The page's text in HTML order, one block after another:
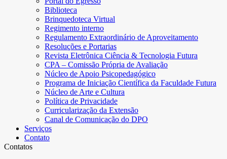
Biblioteca
Brinquedoteca Virtual
Regimento interno
Regulamento Extraordinário de Aproveitamento
Resoluções e Portarias
Revista Eletrônica Ciência & Tecnologia Futura
CPA – Comissão Própria de Avaliação
Núcleo de Apoio Psicopedagógico
Programa de Iniciação Científica da Faculdade Futura
Núcleo de Arte e Cultura
Política de Privacidade
Curricularização da Extensão
Canal de Comunicação do DPO
Serviços
Contato
Contatos